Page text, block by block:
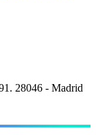
28046 - Madrid